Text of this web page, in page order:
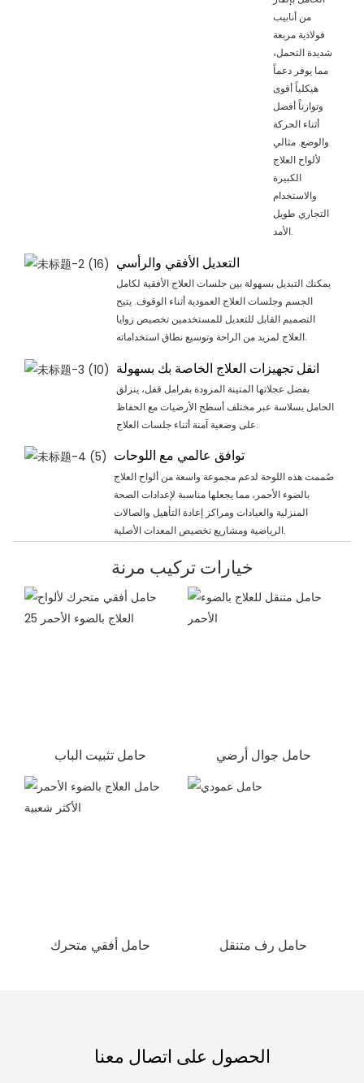
من أنابيب
فولاذية مربعة
شديدة التحمل،
مما يوفر دعماً
هيكلياً أقوى
وتوازناً أفضل
أثناء الحركة
والوضع. مثالي
لألواح العلاج
الكبيرة
والاستخدام
التجاري طويل
الأمد.
التعديل الأفقي والرأسي
يمكنك التبديل بسهولة بين جلسات العلاج الأفقية لكامل
الجسم وجلسات العلاج العمودية أثناء الوقوف. يتيح
التصميم القابل للتعديل للمستخدمين تخصيص زوايا
العلاج لمزيد من الراحة وتوسيع نطاق استخداماته.
انقل تجهيزات العلاج الخاصة بك بسهولة
بفضل عجلاتها المتينة المزودة بفرامل قفل، ينزلق
الحامل بسلاسة عبر مختلف أسطح الأرضيات مع الحفاظ
على وضعية آمنة أثناء جلسات العلاج.
توافق عالمي مع اللوحات
صُممت هذه اللوحة لدعم مجموعة واسعة من ألواح العلاج
بالضوء الأحمر، مما يجعلها مناسبة لإعدادات الصحة
المنزلية والعيادات ومراكز إعادة التأهيل والصالات
الرياضية ومشاريع تخصيص المعدات الأصلية.
خيارات تركيب مرنة
حامل تثبيت الباب حامل جوال أرضي
حامل أفقي متحرك حامل رف متنقل
الحصول على اتصال معنا